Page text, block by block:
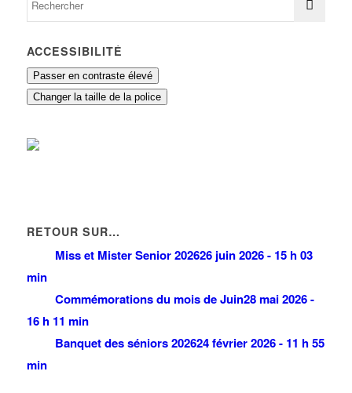
ACCESSIBILITÉ
Passer en contraste élevé
Changer la taille de la police
RETOUR SUR…
Miss et Mister Senior 202626 juin 2026 - 15 h 03
min
Commémorations du mois de Juin28 mai 2026 -
16 h 11 min
Banquet des séniors 202624 février 2026 - 11 h 55
min